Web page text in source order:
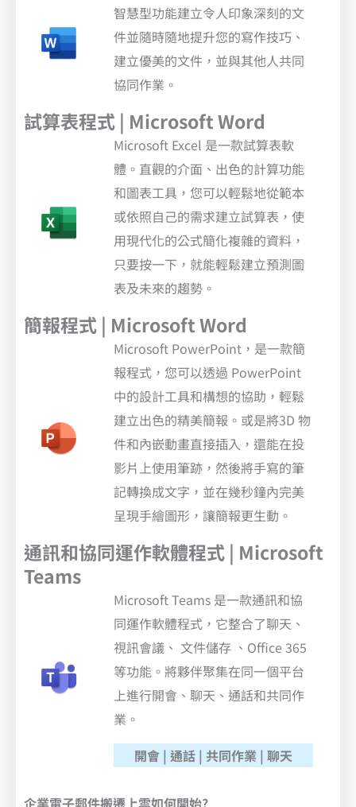
智慧型功能建立令人印象深刻的文
件並隨時隨地提升您的寫作技巧、
建立優美的文件，並與其他人共同
協同作業。
試算表程式 | Microsoft Word
Microsoft Excel 是一款試算表軟
體。直觀的介面、出色的計算功能
和圖表工具，您可以輕鬆地從範本
或依照自己的需求建立試算表，使
用現代化的公式簡化複雜的資料，
只要按一下，就能輕鬆建立預測圖
表及未來的趨勢。
簡報程式 | Microsoft Word
Microsoft PowerPoint，是一款簡
報程式，您可以透過 PowerPoint
中的設計工具和構想的協助，輕鬆
建立出色的精美簡報。或是將3D 物
件和內嵌動畫直接插入，還能在投
影片上使用筆跡，然後將手寫的筆
記轉換成文字，並在幾秒鐘內完美
呈現手繪圖形，讓簡報更生動。
通訊和協同運作軟體程式 | Microsoft
Teams
Microsoft Teams 是一款通訊和協
同運作軟體程式，它整合了聊天、
視訊會議、 文件儲存 、Office 365
等功能。將夥伴聚集在同一個平台
上進行開會、聊天、通話和共同作
業。
開會 | 通話 | 共同作業 | 聊天
企業電子郵件搬遷上雲如何開始?